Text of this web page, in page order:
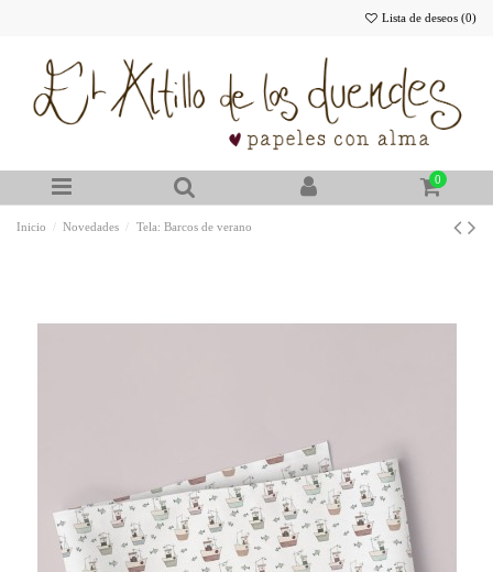
Lista de deseos (0)
0
Inicio Novedades Tela: Barcos de verano